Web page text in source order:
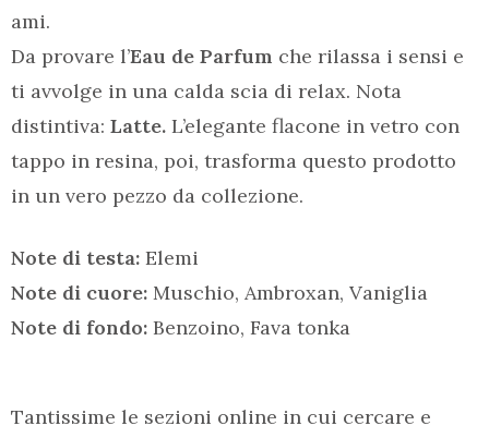
ami.
Da provare l’Eau de Parfum che rilassa i sensi e
ti avvolge in una calda scia di relax. Nota
distintiva: Latte. L’elegante flacone in vetro con
tappo in resina, poi, trasforma questo prodotto
in un vero pezzo da collezione.
Note di testa: Elemi
Note di cuore: Muschio, Ambroxan, Vaniglia
Note di fondo: Benzoino, Fava tonka
Tantissime le sezioni online in cui cercare e